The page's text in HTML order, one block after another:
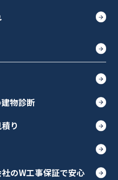
物診断
り
のW工事保証で安心